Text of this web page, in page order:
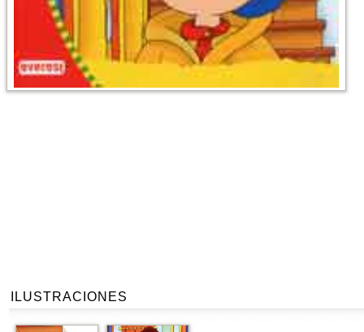
ILUSTRACIONES